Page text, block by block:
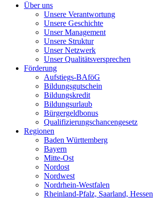
Über uns
Unsere Verantwortung
Unsere Geschichte
Unser Management
Unsere Struktur
Unser Netzwerk
Unser Qualitätsversprechen
Förderung
Aufstiegs-BAföG
Bildungsgutschein
Bildungskredit
Bildungsurlaub
Bürgergeldbonus
Qualifizierungschancengesetz
Regionen
Baden Württemberg
Bayern
Mitte-Ost
Nordost
Nordwest
Nordrhein-Westfalen
Rheinland-Pfalz, Saarland, Hessen